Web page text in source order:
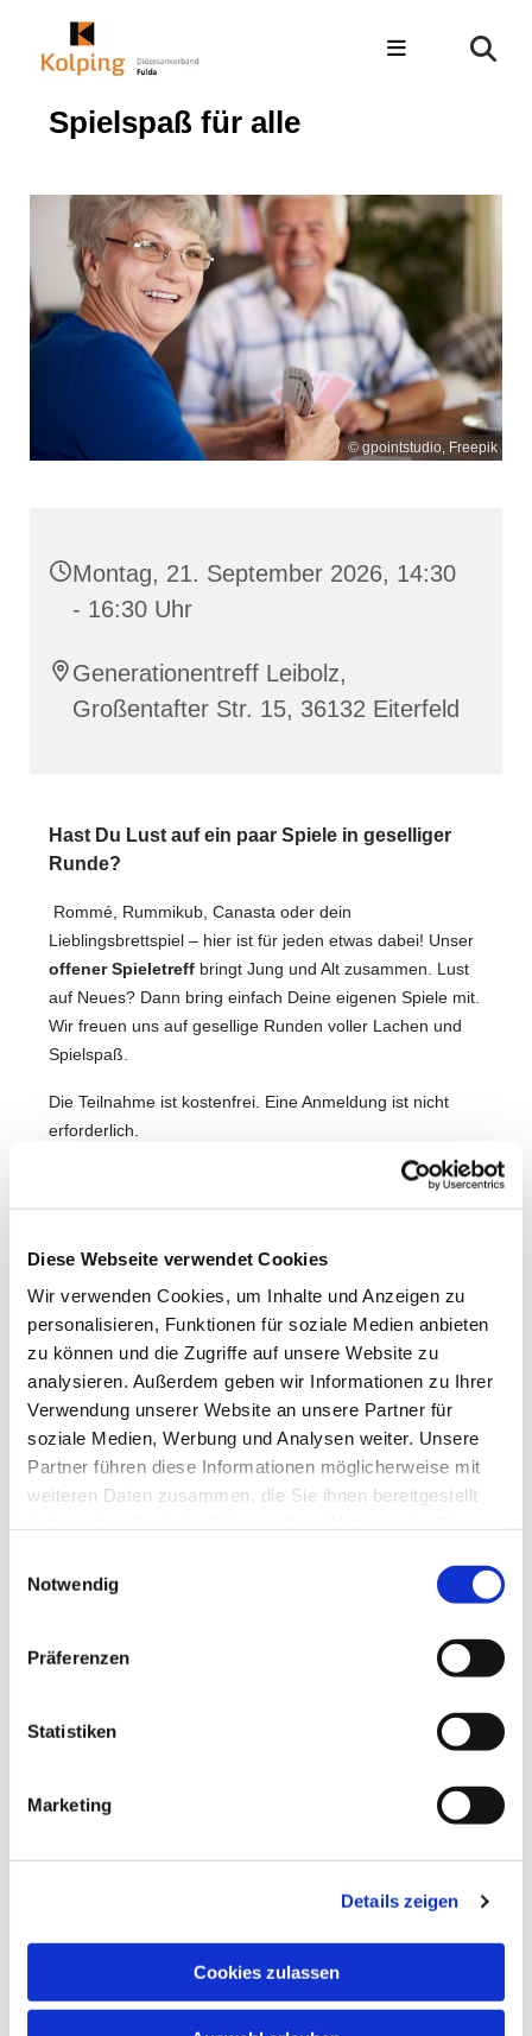
Diese Webseite verwendet Cookies
Wir verwenden Cookies, um Inhalte und Anzeigen zu
personalisieren, Funktionen für soziale Medien anbieten
zu können und die Zugriffe auf unsere Website zu
analysieren. Außerdem geben wir Informationen zu Ihrer
Verwendung unserer Website an unsere Partner für
soziale Medien, Werbung und Analysen weiter. Unsere
Partner führen diese Informationen möglicherweise mit
weiteren Daten zusammen, die Sie ihnen bereitgestellt
Notwendig
Präferenzen
Statistiken
Marketing
Details zeigen
Cookies zulassen
Spielspaß für alle
© gpointstudio, Freepik
Montag, 21. September 2026, 14:30
- 16:30 Uhr
Generationentreff Leibolz,
Großentafter Str. 15, 36132 Eiterfeld
Hast Du Lust auf ein paar Spiele in geselliger
Runde?
Rommé, Rummikub, Canasta oder dein
Lieblingsbrettspiel – hier ist für jeden etwas dabei! Unser
offener Spieletreff bringt Jung und Alt zusammen. Lust
auf Neues? Dann bring einfach Deine eigenen Spiele mit.
Wir freuen uns auf gesellige Runden voller Lachen und
Spielspaß.
Die Teilnahme ist kostenfrei. Eine Anmeldung ist nicht
erforderlich.